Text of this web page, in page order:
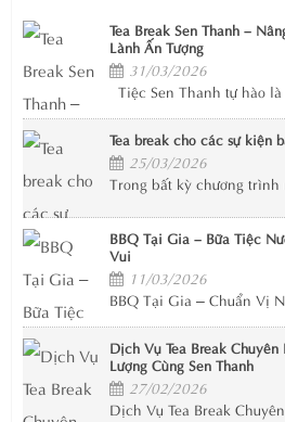
Tea Break Sen Thanh –
Lành Ấn Tượng
31/03/2026
Tiệc Sen Thanh tự hào
Tea break cho các sự kiện
25/03/2026
Trong bất kỳ chương
BBQ Tại Gia – Bữa Tiệc
Vui
11/03/2026
BBQ Tại Gia – Chuẩn Vị
Dịch Vụ Tea Break
Lượng Cùng Sen Thanh
27/02/2026
Dịch Vụ Tea Break